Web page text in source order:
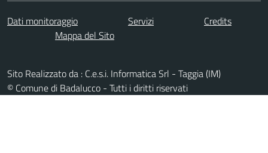
Dati monitoraggio Servizi
Credits
Mappa del Sito
Sito Realizzato da : C.e.s.i. Informatica Srl - Taggia (IM)
© Comune di Badalucco - Tutti i diritti riservati